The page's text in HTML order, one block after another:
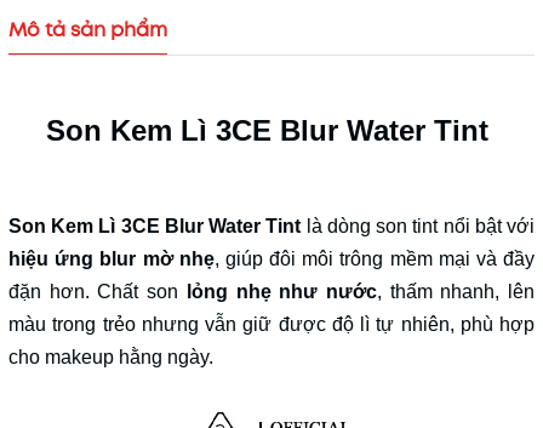
Mã khuyến mãi:
Mô tả sản phẩm
Son Kem Lì 3CE Blur Water Tint
Son Kem Lì 3CE Blur Water Tint là dòng son tint nổi bật với
hiệu ứng blur mờ nhẹ, giúp đôi môi trông mềm mại và đầy
đặn hơn. Chất son
lỏng nhẹ như nước, thấm nhanh, lên
màu trong trẻo nhưng vẫn giữ được độ lì tự nhiên, phù hợp
cho makeup hằng ngày.